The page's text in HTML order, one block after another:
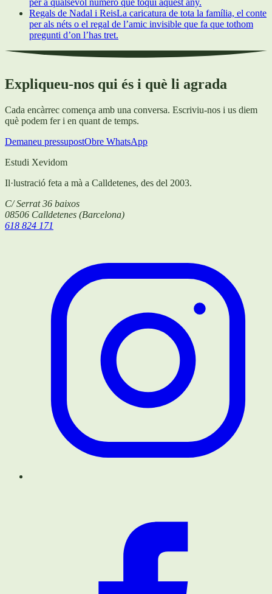
Regals de Nadal i ReisLa caricatura de tota la família, el conte
per als néts o el regal de l’amic invisible que fa que tothom
pregunti d’on l’has tret.
Expliqueu-nos qui és i què li agrada
Cada encàrrec comença amb una conversa. Escriviu-nos i us diem
què podem fer i en quant de temps.
Demaneu pressupostObre WhatsApp
Estudi Xevidom
Il·lustració feta a mà a Calldetenes, des del 2003.
C/ Serrat 36 baixos
08506 Calldetenes (Barcelona)
618 824 171